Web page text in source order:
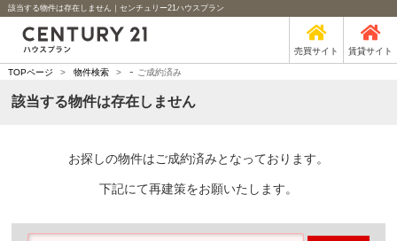
該当する物件は存在しません｜センチュリー21ハウスプラン
売買サイト 賃貸サイト
TOPページ > 物件検索 > - ご成約済み
該当する物件は存在しません
お探しの物件はご成約済みとなっております。
下記にて再建策をお願いたします。